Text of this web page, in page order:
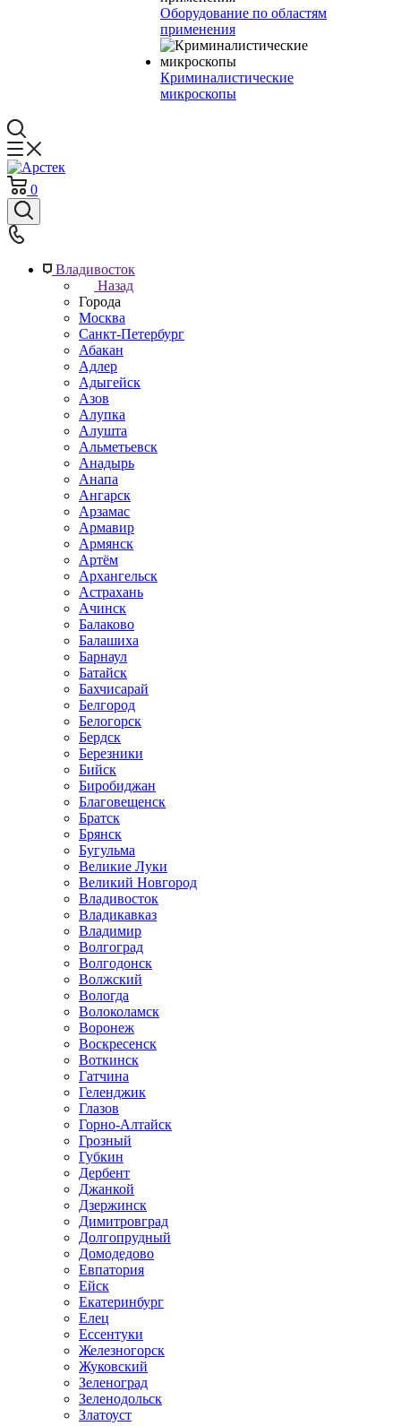
Оборудование по областям
применения
Криминалистические
микроскопы
0
Владивосток
Назад
Города
Москва
Санкт-Петербург
Абакан
Адлер
Адыгейск
Азов
Алупка
Алушта
Альметьевск
Анадырь
Анапа
Ангарск
Арзамас
Армавир
Армянск
Артём
Архангельск
Астрахань
Ачинск
Балаково
Балашиха
Барнаул
Батайск
Бахчисарай
Белгород
Белогорск
Бердск
Березники
Бийск
Биробиджан
Благовещенск
Братск
Брянск
Бугульма
Великие Луки
Великий Новгород
Владивосток
Владикавказ
Владимир
Волгоград
Волгодонск
Волжский
Вологда
Волоколамск
Воронеж
Воскресенск
Воткинск
Гатчина
Геленджик
Глазов
Горно-Алтайск
Грозный
Губкин
Дербент
Джанкой
Дзержинск
Димитровград
Долгопрудный
Домодедово
Евпатория
Ейск
Екатеринбург
Елец
Ессентуки
Железногорск
Жуковский
Зеленоград
Зеленодольск
Златоуст